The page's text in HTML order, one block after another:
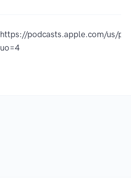
https://podcasts.apple.com/us/
uo=4